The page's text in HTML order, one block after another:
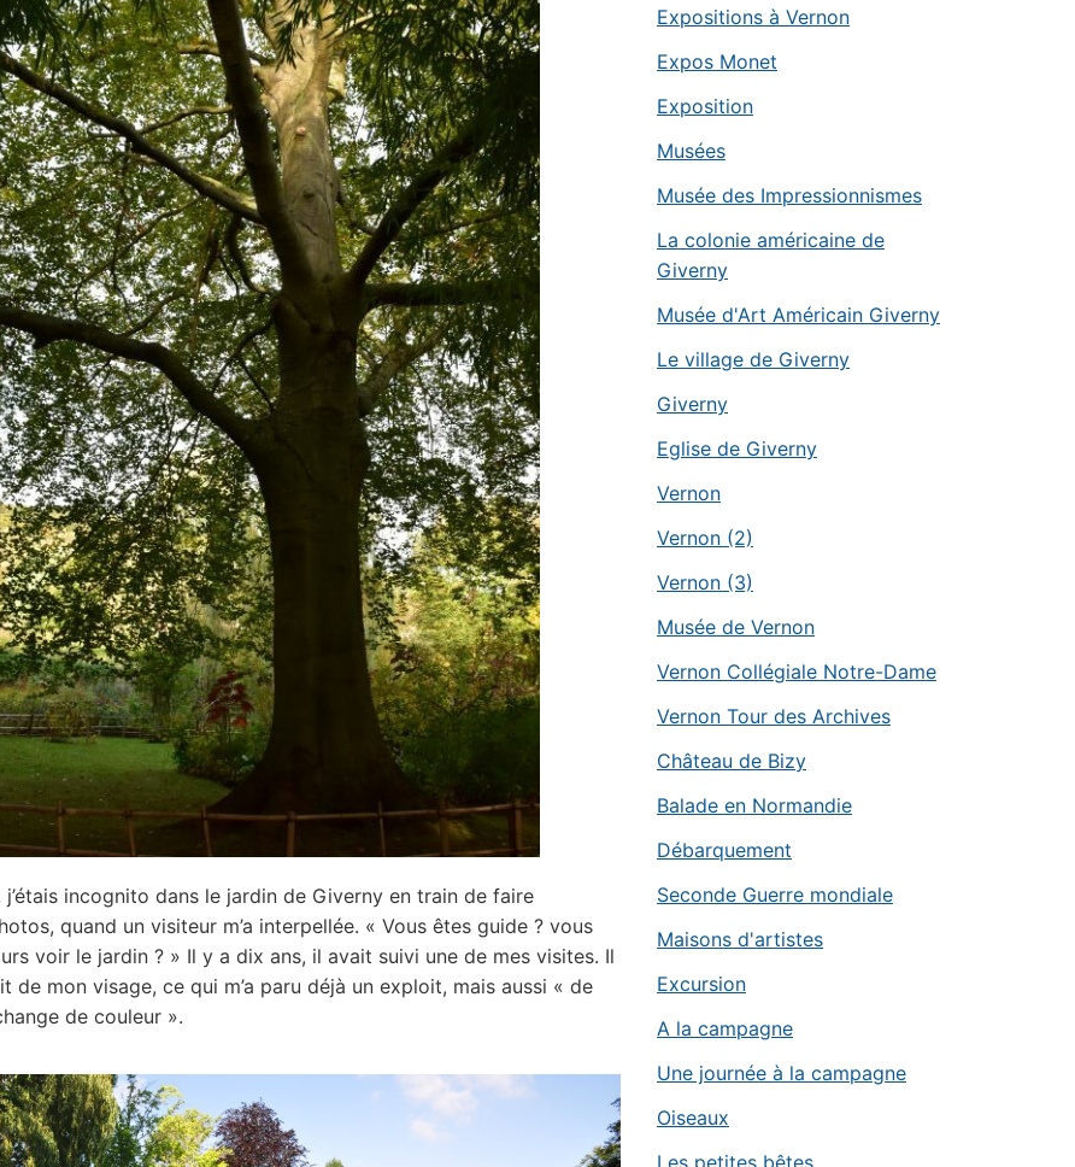
j’étais incognito dans le jardin de Giverny en train de faire
quand un visiteur m’a interpellée. « Vous êtes guide ? vous
voir le jardin ? » Il y a dix ans, il avait suivi une de mes visites. Il
de mon visage, ce qui m’a paru déjà un exploit, mais aussi « de
de couleur ».
Expositions à Vernon
Expos Monet
Exposition
Musées
Musée des Impressionnismes
La colonie américaine de
Giverny
Musée d'Art Américain Giverny
Le village de Giverny
Giverny
Eglise de Giverny
Vernon
Vernon (2)
Vernon (3)
Musée de Vernon
Vernon Collégiale Notre-Dame
Vernon Tour des Archives
Château de Bizy
Balade en Normandie
Débarquement
Seconde Guerre mondiale
Maisons d'artistes
Excursion
A la campagne
Une journée à la campagne
Oiseaux
Les petites bêtes